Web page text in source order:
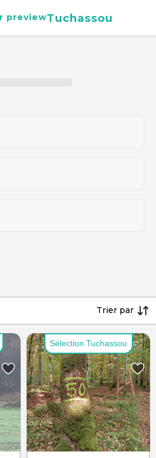
Tuchassou
Trier par
Sélection Tuchassou